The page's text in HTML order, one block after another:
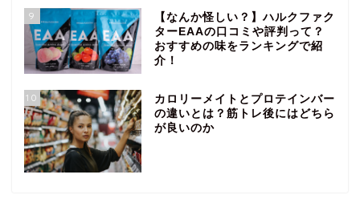
9
【なんか怪しい？】ハルクファク
ターEAAの口コミや評判って？
おすすめの味をランキングで紹
介！
10
カロリーメイトとプロテインバー
の違いとは？筋トレ後にはどちら
が良いのか